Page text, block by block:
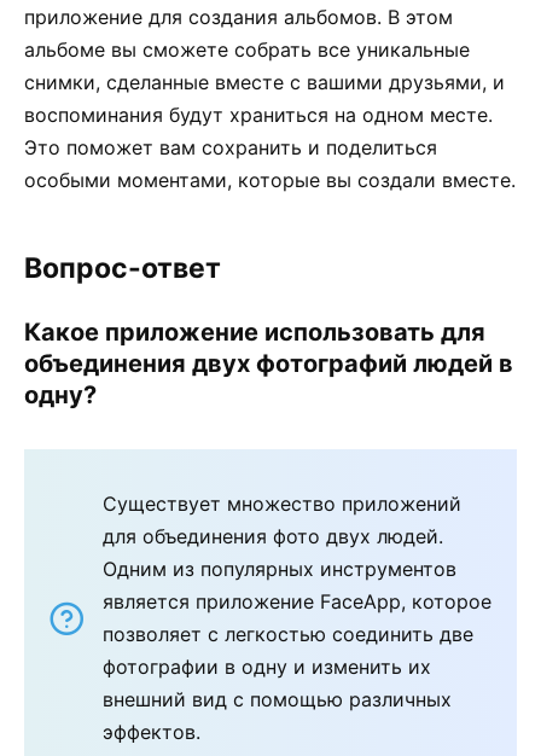
приложение для создания альбомов. В этом
альбоме вы сможете собрать все уникальные
снимки, сделанные вместе с вашими друзьями, и
воспоминания будут храниться на одном месте.
Это поможет вам сохранить и поделиться
особыми моментами, которые вы создали вместе.
Вопрос-ответ
Какое приложение использовать для
объединения двух фотографий людей в
одну?
Существует множество приложений
для объединения фото двух людей.
Одним из популярных инструментов
является приложение FaceApp, которое
позволяет с легкостью соединить две
фотографии в одну и изменить их
внешний вид с помощью различных
эффектов.